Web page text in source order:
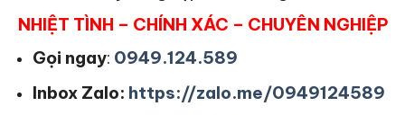
NHIỆT TÌNH – CHÍNH XÁC – CHUYÊN NGHIỆP
Gọi ngay: 0949.124.589
Inbox Zalo: https://zalo.me/0949124589